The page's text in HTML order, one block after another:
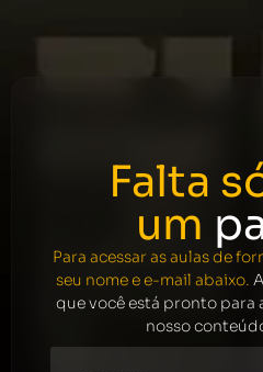
Falta
um
Para acessar as aulas de
seu nome e e-mail abaixo.
que você está pronto para
nosso